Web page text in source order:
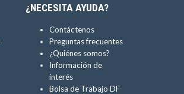
¿NECESITA AYUDA?
Contáctenos
Preguntas frecuentes
¿Quiénes somos?
Información de
interés
Bolsa de Trabajo DF